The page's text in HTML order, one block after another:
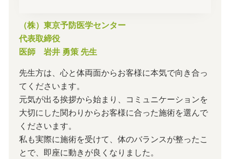
（株）東京予防医学センター
代表取締役
医師 岩井 勇策 先生
先生方は、心と体両面からお客様に本気で向き合っ
てくださいます。
元気が出る挨拶から始まり、コミュニケーションを
大切にした関わりからお客様に合った施術を選んで
くださいます。
私も実際に施術を受けて、体のバランスが整ったこ
とで、即座に動きが良くなりました。